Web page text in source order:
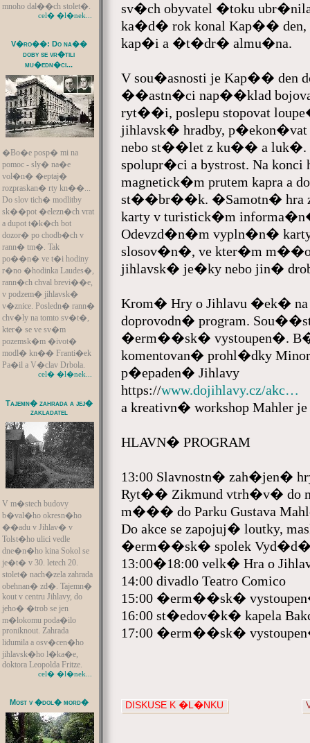
mnoho dal��ch stolet�.
cel� �l�nek...
V�ro��: Do na��
doby se vr�tili
mu�edn�ci...
�Bo�e posp� mi na
pomoc - sly� na�e
vol�n� �eptaj�
rozpraskan� rty kn��...
Do slov tich� modlitby
sk��pot �elezn�ch vrat
a dupot t�k�ch bot
dozor� po chodb�ch v
rann� tm�. Tak
po��n� ve t�i hodiny
r�no �hodinka Laudes�,
rann�ch chval brevi��e,
v podzem� jihlavsk�
v�znice. Posledn� rann�
chv�ly na tomto sv�t�,
kter� se ve sv�m
pozemsk�m �ivot�
modl� kn�� Franti�ek
Pa�il a V�clav Drbola.
cel� �l�nek...
Tajemn� zahrada a jej�
zakladatel
V m�stech budovy
b�val�ho okresn�ho
��adu v Jihlav� v
Tolst�ho ulici vedle
dne�n�ho kina Sokol se
je�t� v 30. letech 20.
stolet� nach�zela zahrada
obehnan� zd�. Tajemn�
kout v centru Jihlavy, do
jeho� �trob se jen
m�lokomu poda�ilo
proniknout. Zahrada
lidumila a osv�cen�ho
jihlavsk�ho l�ka�e,
doktora Leopolda Fritze.
cel� �l�nek...
Most v �dol� mord�
sv�ch obyvatel �toku
ka�d� rok konal Kap��
kap�i a �t�dr� almu�na.
V sou�asnosti je Kap�� den
��astn�ci nap��klad
ryt��i, poslepu stopovat
jihlavsk� hradby,
nebo st��let z ku�� a luk�.
spolupr�ci a bystrost. Na
magnetick�m prutem kapra a
st��br��k. �Samotn� hra
karty v turistick�m
Odevzd�n�m vypln�n�
slosov�n�, ve kter�m
jihlavsk� je�ky nebo jin�
Krom� Hry o Jihlavu �ek�
doprovodn� program.
�erm��sk� vystoupen�.
komentovan� prohl�dky
p�epaden� Jihlavy
https://www.dojihlavy.cz/akc…
a kreativn� workshop Mahler je
HLAVN� PROGRAM
13:00 Slavnostn� zah�jen�
Ryt�� Zikmund vtrh�v� do
m��� do Parku Gustava
Do akce se zapojuj� loutky,
�erm��sk� spolek
13:00�18:00 velk� Hra o
14:00 divadlo Teatro Comico
15:00 �erm��sk�
16:00 st�edov�k� kapela
17:00 �erm��sk�
DISKUSE K �L�NKU